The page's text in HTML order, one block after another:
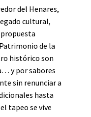
del Henares,
cultural,
de la
histórico son
y por sabores
sin renunciar a
hasta
tapeo se vive